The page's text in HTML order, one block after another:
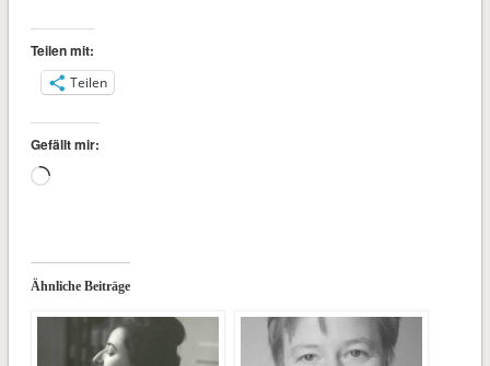
Teilen mit:
Teilen
Gefällt mir:
Wird
Ähnliche Beiträge